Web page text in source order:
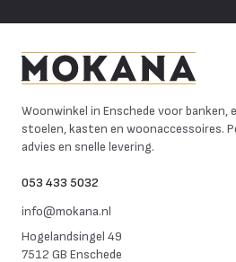
Woonwinkel in Enschede voor banken,
stoelen, kasten en woonaccessoires.
advies en snelle levering.
053 433 5032
info@mokana.nl
Hogelandsingel 49
7512 GB Enschede